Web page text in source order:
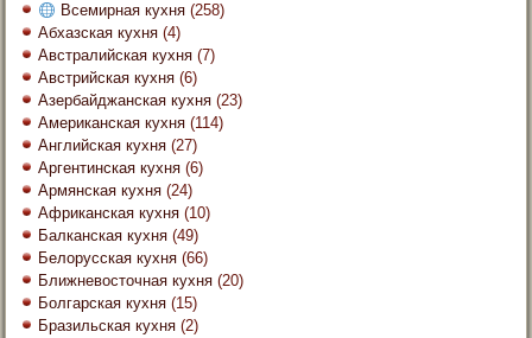
Всемирная кухня (258)
Абхазская кухня (4)
Австралийская кухня (7)
Австрийская кухня (6)
Азербайджанская кухня (23)
Американская кухня (114)
Английская кухня (27)
Аргентинская кухня (6)
Армянская кухня (24)
Африканская кухня (10)
Балканская кухня (49)
Белорусская кухня (66)
Ближневосточная кухня (20)
Болгарская кухня (15)
Бразильская кухня (2)